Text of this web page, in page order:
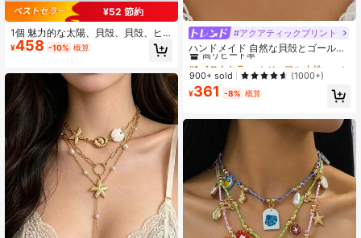
¥52 節約
1個 魅力的な太陽、貝殻、貝殻、ヒ
トデ&フェイクパール ペンダントネ
ックレス、マルチペンダントネック
ーウェアに適しています
¥458 -10% 概算
#アクアティックプリント
ハンドメイド 自然な貝殻とゴールド
のヒトデペンダントネックレス2点セ
ット、ボヘミアンスタイル ビーズチ
ェーンジュエリー、女性のビーチパ
ーティーや日常着に最適。貝殻のパ
ターンとサイズはランダムに配置さ
#1 ベストセラー
カジュアル 女性のビーズネックレス
高リピート率
#1 ベストセラー
高リピート率
#1 ベストセラー
高リピート率
#1 ベストセラー
900+ sold (1000+)
¥361 -8% 概算